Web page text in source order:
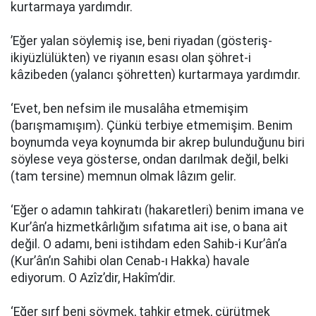
kurtarmaya yardımdır.
’Eğer yalan söylemiş ise, beni riyadan (gösteriş-
ikiyüzlülükten) ve riyanın esası olan şöhret-i
kâzibeden (yalancı şöhretten) kurtarmaya yardımdır.
‘Evet, ben nefsim ile musalâha etmemişim
(barışmamışım). Çünkü terbiye etmemişim. Benim
boynumda veya koynumda bir akrep bulunduğunu biri
söylese veya gösterse, ondan darılmak değil, belki
(tam tersine) memnun olmak lâzım gelir.
‘Eğer o adamın tahkiratı (hakaretleri) benim imana ve
Kur’ân’a hizmetkârlığım sıfatıma ait ise, o bana ait
değil. O adamı, beni istihdam eden Sahib-i Kur’ân’a
(Kur’ân’ın Sahibi olan Cenab-ı Hakka) havale
ediyorum. O Azîz’dir, Hakîm’dir.
‘Eğer sırf beni sövmek, tahkir etmek, çürütmek